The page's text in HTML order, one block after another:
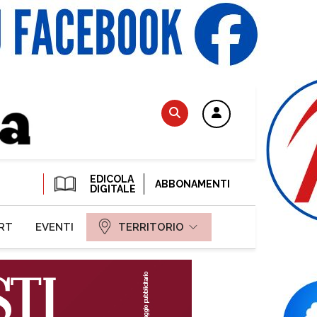
EDICOLA
DIGITALE
ABBONAMENTI
EVENTI TERRITORIO